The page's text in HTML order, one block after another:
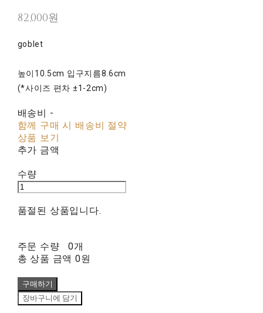
82,000원
goblet
높이10.5cm 입구지름8.6cm
(*사이즈 편차 ±1-2cm)
배송비 -
함께 구매 시 배송비 절약
상품 보기
추가 금액
수량
품절된 상품입니다.
주문 수량
0개
총 상품 금액 0원
구매하기
장바구니에 담기